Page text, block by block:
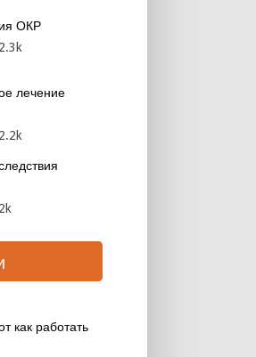
ОКР
2.3k
лечение
2.2k
2k
как работать